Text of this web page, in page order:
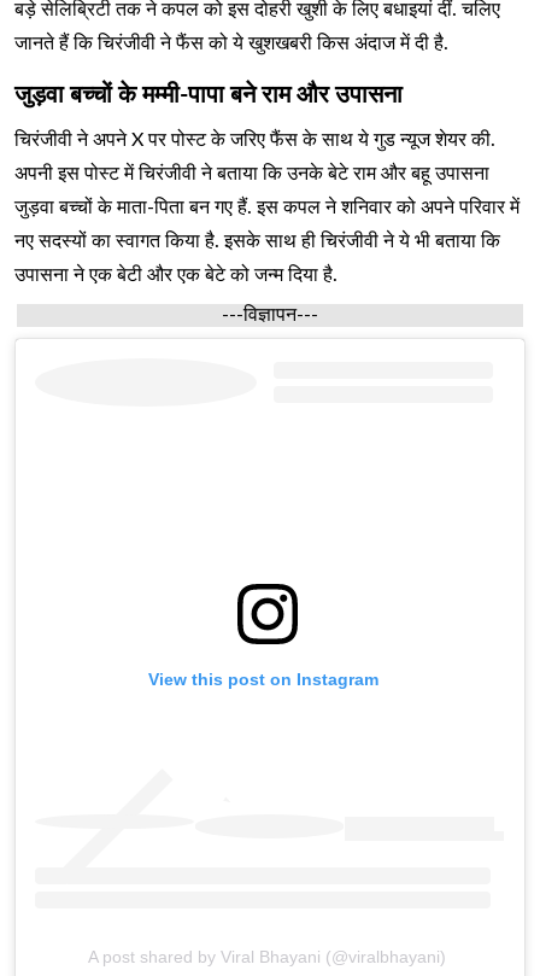
बड़े सेलिब्रिटी तक ने कपल को इस दोहरी खुशी के लिए बधाइयां दीं. चलिए
जानते हैं कि चिरंजीवी ने फैंस को ये खुशखबरी किस अंदाज में दी है.
जुड़वा बच्चों के मम्मी-पापा बने राम और उपासना
चिरंजीवी ने अपने X पर पोस्ट के जरिए फैंस के साथ ये गुड न्यूज शेयर की.
अपनी इस पोस्ट में चिरंजीवी ने बताया कि उनके बेटे राम और बहू उपासना
जुड़वा बच्चों के माता-पिता बन गए हैं. इस कपल ने शनिवार को अपने परिवार में
नए सदस्यों का स्वागत किया है. इसके साथ ही चिरंजीवी ने ये भी बताया कि
उपासना ने एक बेटी और एक बेटे को जन्म दिया है.
---विज्ञापन---
View this post on Instagram
A post shared by Viral Bhayani (@viralbhayani)